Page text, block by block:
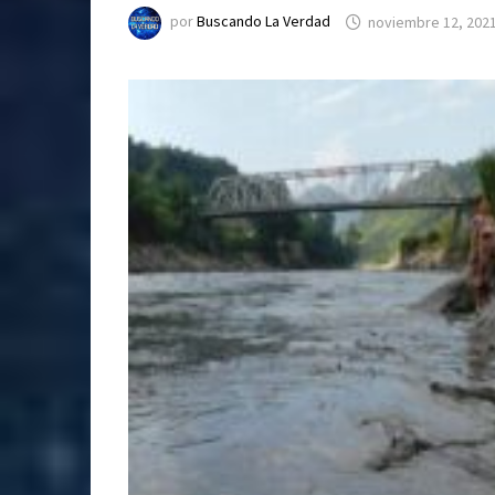
porBuscando La Verdad noviembre 12,